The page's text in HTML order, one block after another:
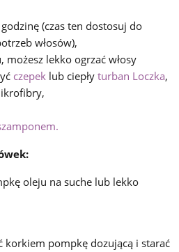
(czas ten dostosuj do
włosów),
lekko ogrzać włosy
czepek lub ciepły turban Loczka,
oleju na suche lub lekko
korkiem pompkę dozującą i starać